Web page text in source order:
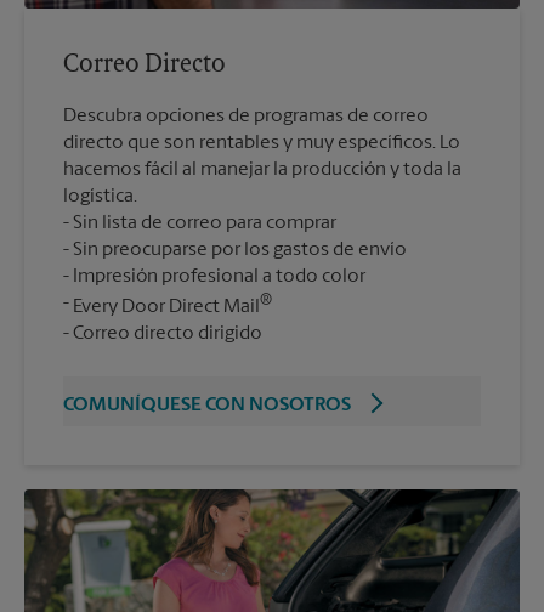
Correo Directo
Descubra opciones de programas de correo
directo que son rentables y muy específicos. Lo
hacemos fácil al manejar la producción y toda la
logística.
Sin lista de correo para comprar
Sin preocuparse por los gastos de envío
Impresión profesional a todo color
Every Door Direct Mail ®
Correo directo dirigido
COMUNÍQUESE CON NOSOTROS